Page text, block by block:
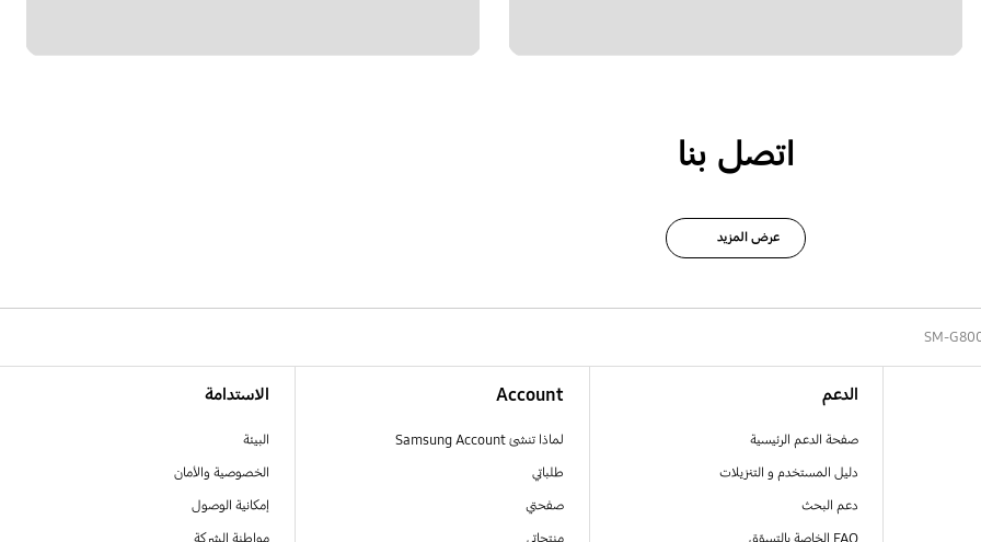
اتصل بنا
عرض المزيد
SM-
الدعم
صفحة الدعم الرئيسية
دليل المستخدم و التنزيلات
دعم البحث
FAQ الخاصة بالتسوّق
Account
لماذا تنشئ Samsung Account
طلباتي
صفحتي
منتجاتي
الاستدامة
البيئة
الخصوصية والأمان
إمكانية الوصول
مواطنة الشركة